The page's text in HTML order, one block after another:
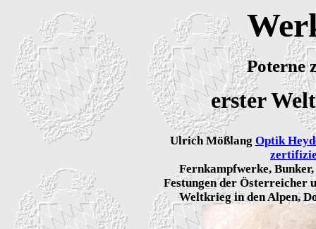
Poterne
erster
Ulrich Mößlang Optik
Fernkampfwerke,
Festungen der Österreicher
Weltkrieg in den Alpen,